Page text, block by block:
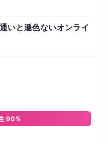
いと遜色ないオンライ
90%